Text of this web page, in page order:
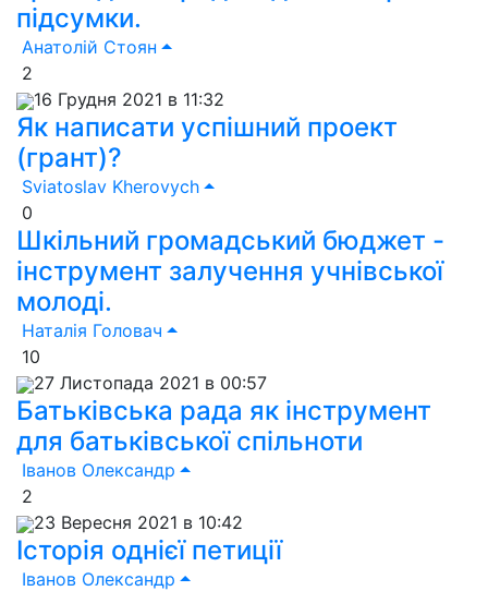
підсумки.
Анатолій Стоян
2
16 Грудня 2021 в 11:32
Як написати успішний проект
(грант)?
Sviatoslav Kherovych
0
Шкільний громадський бюджет -
інструмент залучення учнівської
молоді.
Наталія Головач
10
27 Листопада 2021 в 00:57
Батьківська рада як інструмент
для батьківської спільноти
Іванов Олександр
2
23 Вересня 2021 в 10:42
Історія однієї петиції
Іванов Олександр